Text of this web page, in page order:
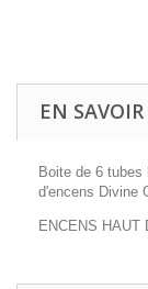
EN
Boite de 6 tubes
d'encens Divine
ENCENS HAUT